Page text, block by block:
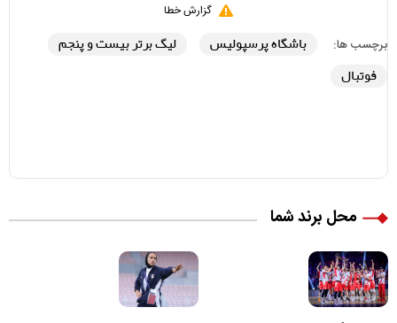
گزارش خطا
برچسب ها: باشگاه پرسپولیس
لیگ برتر بیست و پنجم
فوتبال
محل برند شما